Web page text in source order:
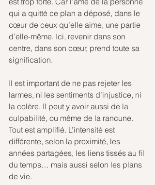
qui a quitté ce plan a déposé, dans le
cœur de ceux qu’elle aime, une partie
d’elle-même. Ici, revenir dans son
centre, dans son cœur, prend toute sa
signification.
Il est important de ne pas rejeter les
larmes, ni les sentiments d’injustice, ni
la colère. Il peut y avoir aussi de la
culpabilité, ou même de la rancune.
Tout est amplifié. L’intensité est
différente, selon la proximité, les
années partagées, les liens tissés au fil
du temps… mais aussi selon les plans
de vie.